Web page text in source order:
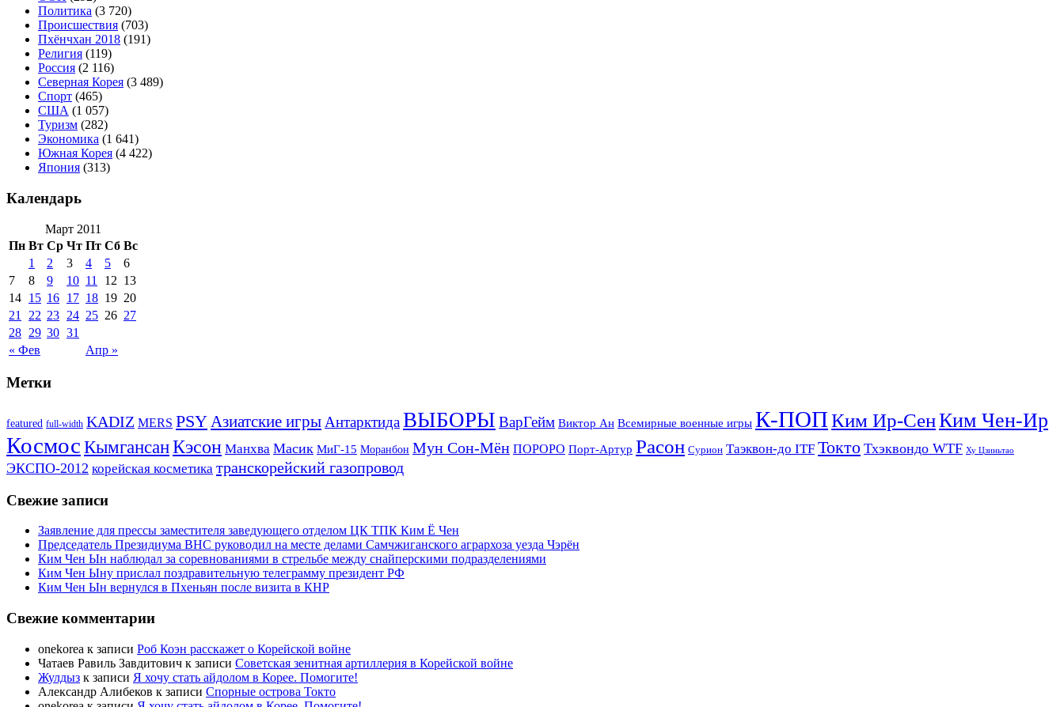
Политика (3 720)
Происшествия (703)
Пхёнчхан 2018 (191)
Религия (119)
Россия (2 116)
Северная Корея (3 489)
Спорт (465)
США (1 057)
Туризм (282)
Экономика (1 641)
Южная Корея (4 422)
Япония (313)
Календарь
Март 2011
Пн Вт Ср Чт Пт Сб Вс
« Фев Апр »
1 2 3 4 5
6
7
8 9 10 11 12 13
14 15 16 17 18 19 20
21
22 23 24 25 26 27
28 29 30 31
Метки
featured full-width KADIZ MERS PSYАзиатские игры АнтарктидаВЫБОРЫ ВарГейм Виктор Ан Всемирные военные игры К-ПОПКим Ир-СенКим Чен-Ир
Космос КымгансанКэсон Манхва Масик МиГ-15 Моранбон Мун Сон-Мён ПОРОРО Порт-Артур Расон Сурион Таэквон-до ITF Токто Тхэквондо WTF Ху Цзиньтао
ЭКСПО-2012 корейская косметика транскорейский газопровод
Свежие записи
Заявление для прессы заместителя заведующего отделом ЦК ТПК Ким Ё Чен
Председатель Президиума ВНС руководил на месте делами Самчжиганского агрархоза уезда Чэрён
Ким Чен Ын наблюдал за соревнованиями в стрельбе между снайперскими подразделениями
Ким Чен Ыну прислал поздравительную телеграмму президент РФ
Ким Чен Ын вернулся в Пхеньян после визита в КНР
Свежие комментарии
onekorea к записи Роб Коэн расскажет о Корейской войне
Чатаев Равиль Завдитович к записи Советская зенитная артиллерия в Корейской войне
Жулдыз к записи Я хочу стать айдолом в Корее. Помогите!
Александр Алибеков к записи Спорные острова Токто